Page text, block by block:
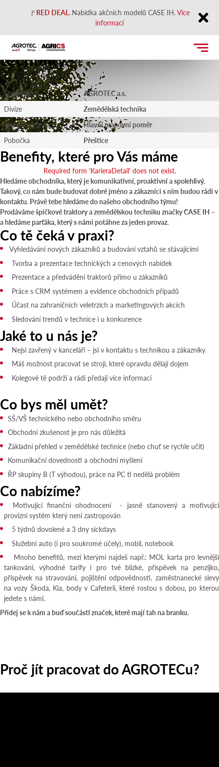
🚩RED DEAL. Nabídka akčních modelů CASE IH.Více
informací
Close
Prodejce zemědělské
techniky
Společnost
AGROTEC a.s.
Divize
Zemědělská technika
Typ poměru
Hlavní pracovní poměr
Pobočka
Přeštice
Benefity, které pro Vás máme
Required form 'KarieraDetail' does not exist.
Hledáme obchodníka, který je komunikativní, proaktivní a spolehlivý.
Takový, co nám bude budovat dobré jméno a zákazníci s ním budou rádi v
kontaktu. Právě tebe hledáme do našeho obchodního týmu!
Prodáváme špičkové traktory a zemědělskou techniku značky CASE IH –
a hledáme parťáka, který s námi potáhne za jeden provaz.
Co tě čeká v praxi?
Vyhledávání nových zákazníků a budování vztahů se stávajícími
Tvorba a prezentace technických a cenových nabídek
Prezentace a předvádění traktorů přímo u zákazníků
Práce s CRM systémem a evidence obchodních případů
Účast na zahraničních veletrzích a marketingových akcích
Sledování trendů v technice i u konkurence
Jaké to u nás je?
Nejsi zavřený v kanceláři – jsi v kontaktu s technikou a zákazníky
Máš možnost pracovat se stroji, které opravdu dělají dojem
Kolegové tě podrží a rádi předají více informací
Co bys měl umět?
SŠ/VŠ technického nebo obchodního směru
Obchodní zkušenost je pro nás důležitá
Základní přehled v zemědělské technice (nebo chuť se rychle učit)
Komunikační dovednosti a obchodní myšlení
ŘP skupiny B (T výhodou), práce na PC ti nedělá problém
Co nabízíme?
Motivující finanční ohodnocení - jasně stanovený a motivující
provizní systém který není zastropován
5 týdnů dovolené a 3 dny sickdays
Služební auto (i pro soukromé účely), mobil, notebook
Mnoho benefitů, mezi kterými najdeš např.: MOL karta pro levnější
tankování, výhodné tarify i pro tvé blízké, příspěvek na penzijko,
příspěvek na stravování, pojištění odpovědnosti, zaměstnanecké slevy
na vozy Škoda, Kia, body v Cafeterii, které rostou s dobou, po kterou
jedete s námi.
Přidej se k nám a buď součástí značek, které mají tah na branku.
Proč jít pracovat do AGROTECu?